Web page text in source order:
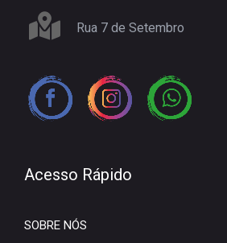
Rua 7 de Setembro
Acesso Rápido
SOBRE NÓS